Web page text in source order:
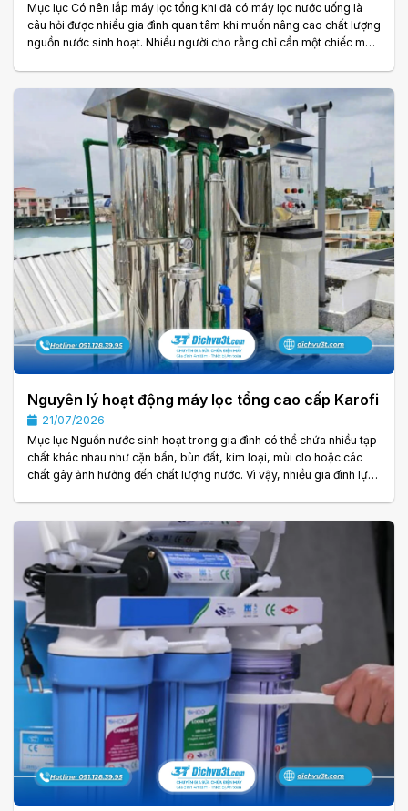
Mục lục Có nên lắp máy lọc tổng khi đã có máy lọc nước uống là
câu hỏi được nhiều gia đình quan tâm khi muốn nâng cao chất lượng
nguồn nước sinh hoạt. Nhiều người cho rằng chỉ cần một chiếc máy
uống thường tập trung xử lý nước tại một vị trí cụ thể, chẳng hạn
như vòi uống trong nhà bếp. Trong khi đó, máy lọc tổng được lắp. .
Nguyên lý hoạt động máy lọc tổng cao cấp Karofi
21/07/2026
Mục lục Nguồn nước sinh hoạt trong gia đình có thể chứa nhiều tạp
chất khác nhau như cặn bẩn, bùn đất, kim loại, mùi clo hoặc các
chất gây ảnh hưởng đến chất lượng nước. Vì vậy, nhiều gia đình lựa
lựa chọn được nhiều người tìm hiểu nhờ khả năng xử lý nước cho
toàn bộ ngôi nhà. Tuy nhiên, không phải ai cũng hiểu rõ nguyên lý
hoạt động. . .